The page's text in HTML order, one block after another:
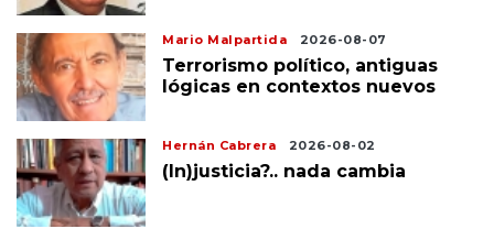
Mario Malpartida 2026-08-07
Terrorismo político, antiguas
lógicas en contextos nuevos
Hernán Cabrera 2026-08-02
(In)justicia?.. nada cambia